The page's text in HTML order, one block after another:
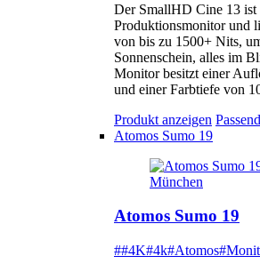
Der SmallHD Cine 13 ist
Produktionsmonitor und
von bis zu 1500+ Nits,
Sonnenschein, alles im
Monitor besitzt einer
und einer Farbtiefe von
Produkt anzeigen
Atomos Sumo 19
Atomos Sumo 19
##4K#4k#Atomos